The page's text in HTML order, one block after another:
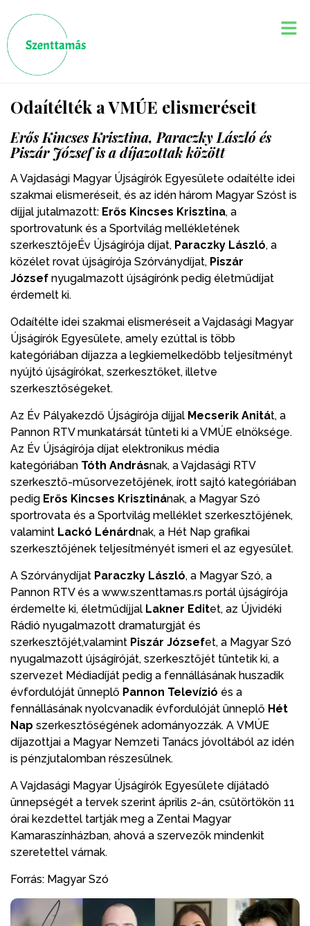
Odaítélték a VMÚE elismeréseit
Erős Kincses Krisztina, Paraczky László és
Piszár József is a díjazottak között
A Vajdasági Magyar Újságírók Egyesülete odaítélte idei
szakmai elismeréseit, és az idén három Magyar Szóst is
díjjal jutalmazott: Erős Kincses Krisztina, a
sportrovatunk és a Sportvilág mellékletének
szerkesztőjeÉv Újságírója díjat, Paraczky László, a
közélet rovat újságírója Szórványdíjat, Piszár
József nyugalmazott újságírónk pedig életműdíjat
érdemelt ki.
Odaítélte idei szakmai elismeréseit a Vajdasági Magyar
Újságírók Egyesülete, amely ezúttal is több
kategóriában díjazza a legkiemelkedőbb teljesítményt
nyújtó újságírókat, szerkesztőket, illetve
szerkesztőségeket.
Az Év Pályakezdő Újságírója díjjal Mecserik Anitát, a
Pannon RTV munkatársát tünteti ki a VMÚE elnöksége.
Az Év Újságírója díjat elektronikus média
kategóriában Tóth Andrásnak, a Vajdasági RTV
szerkesztő-műsorvezetőjének, írott sajtó kategóriában
pedig Erős Kincses Krisztinának, a Magyar Szó
sportrovata és a Sportvilág melléklet szerkesztőjének,
valamint Lackó Lénárdnak, a Hét Nap grafikai
szerkesztőjének teljesítményét ismeri el az egyesület.
A Szórványdíjat Paraczky László, a Magyar Szó, a
Pannon RTV és a www.szenttamas.rs portál újságírója
érdemelte ki, életműdíjjal Lakner Editet, az Újvidéki
Rádió nyugalmazott dramaturgját és
szerkesztőjét,valamint Piszár Józsefet, a Magyar Szó
nyugalmazott újságíróját, szerkesztőjét tüntetik ki, a
szervezet Médiadíját pedig a fennállásának huszadik
évfordulóját ünneplő Pannon Televízió és a
fennállásának nyolcvanadik évfordulóját ünneplő Hét
Nap szerkesztőségének adományozzák. A VMÚE
díjazottjai a Magyar Nemzeti Tanács jóvoltából az idén
is pénzjutalomban részesülnek.
A Vajdasági Magyar Újságírók Egyesülete díjátadó
ünnepségét a tervek szerint április 2-án, csütörtökön 11
órai kezdettel tartják meg a Zentai Magyar
Kamaraszínházban, ahová a szervezők mindenkit
szeretettel várnak.
Forrás: Magyar Szó